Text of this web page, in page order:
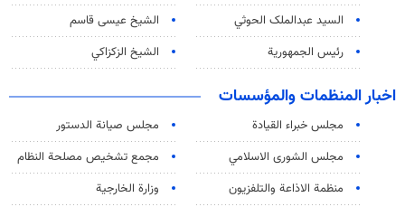
السید عبدالملک الحوثي
الشيخ عيسى قاسم
رئيس الجمهورية
الشيخ الزكزاكي
اخبار المنظمات والمؤسسات
مجلس خبراء القيادة
مجلس صيانة الدستور
مجلس الشورى الاسلامي
مجمع تشخيص مصلحة النظام
منظمة الاذاعة والتلفزیون
وزارة الخارجية